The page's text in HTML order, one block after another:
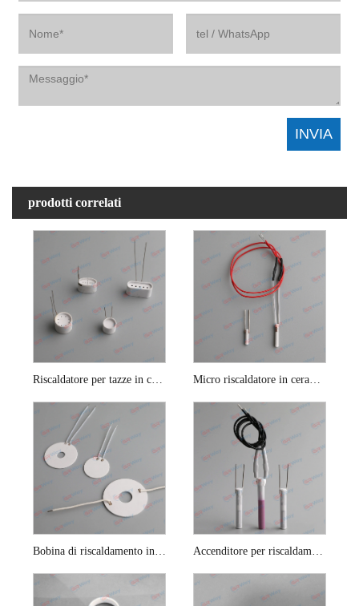
prodotti correlati
Riscaldatore per tazze in ceramica con vaporizzatore alimentato a batteria Micro riscaldatore in ceramica per sigaretta elettronica
Bobina di riscaldamento in ceramica a batteria mini disco Accenditore per riscaldamento cabina